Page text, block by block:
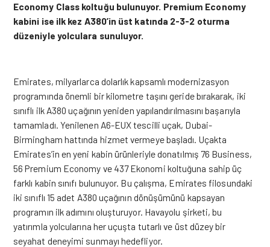
Economy Class koltuğu bulunuyor. Premium Economy
kabini ise ilk kez A380’in üst katında 2-3-2 oturma
düzeniyle yolculara sunuluyor.
Emirates, milyarlarca dolarlık kapsamlı modernizasyon
programında önemli bir kilometre taşını geride bırakarak, iki
sınıflı ilk A380 uçağının yeniden yapılandırılmasını başarıyla
tamamladı. Yenilenen A6-EUX tescilli uçak, Dubai-
Birmingham hattında hizmet vermeye başladı. Uçakta
Emirates’in en yeni kabin ürünleriyle donatılmış 76 Business,
56 Premium Economy ve 437 Ekonomi koltuğuna sahip üç
farklı kabin sınıfı bulunuyor. Bu çalışma, Emirates filosundaki
iki sınıflı 15 adet A380 uçağının dönüşümünü kapsayan
programın ilk adımını oluşturuyor. Havayolu şirketi, bu
yatırımla yolcularına her uçuşta tutarlı ve üst düzey bir
seyahat deneyimi sunmayı hedefliyor.